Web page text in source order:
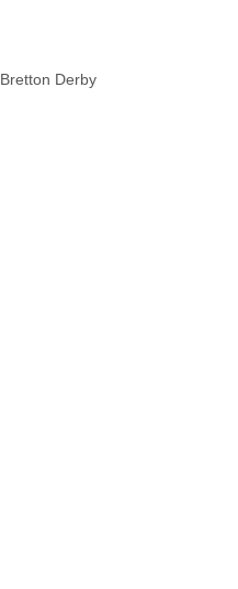
Bretton Derby